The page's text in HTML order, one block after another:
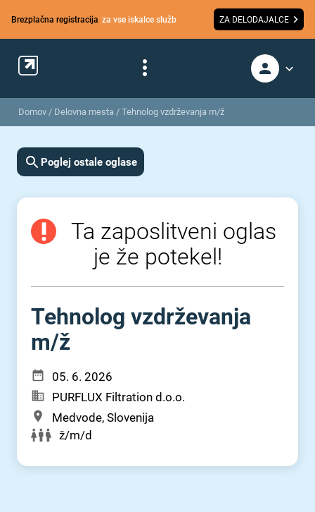
Brezplačna registracija za vse iskalce služb ZA DELODAJALCE
Domov / Delovna mesta / Tehnolog vzdrževanja m/ž
Poglej ostale oglase
Ta zaposlitveni oglas
je že potekel!
Tehnolog vzdrževanja
m⁠/⁠ž
05. 6. 2026
PURFLUX Filtration d.o.o.
Medvode, Slovenija
ž/m/d